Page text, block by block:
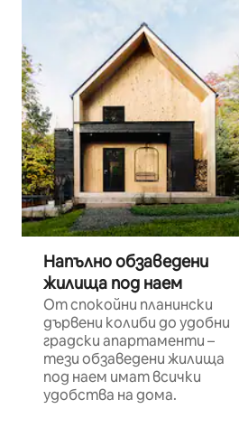
Напълно обзаведени
жилища под наем
От спокойни планински
дървени колиби до удобни
градски апартаменти –
тези обзаведени жилища
под наем имат всички
удобства на дома.